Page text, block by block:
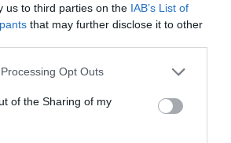
us to third parties on the IAB’s List of
that may further disclose it to other
website/app uses one or more Google
or usage behaviour. You may click to
to Google and its third-party tags to
specified purposes in below Google
Opt Outs
of the Sharing of my